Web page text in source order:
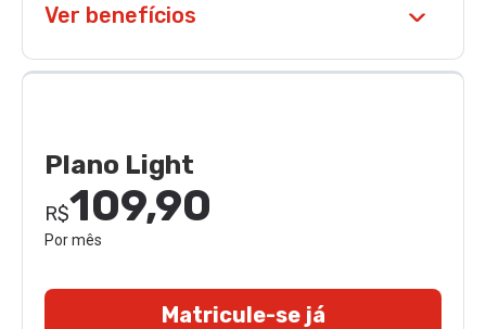
Ver benefícios
Plano Light
R$109,90
Por mês
Matricule-se já